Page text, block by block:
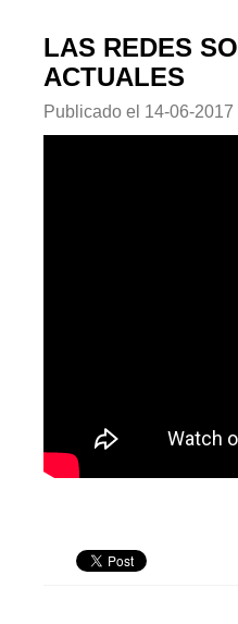
LAS REDES
ACTUALES
Publicado el 14-06-2017